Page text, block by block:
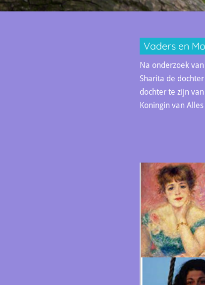
Vaders en
Na onderzoek
Sharita de
dochter te zijn
Koningin van